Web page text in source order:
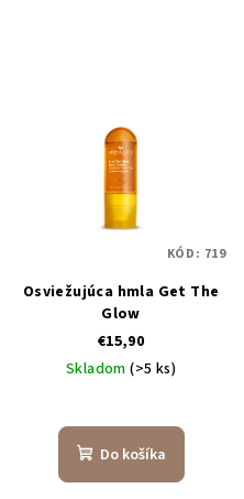
Osviežujúca hmla Get The
Glow
€15,90
Skladom(>5 ks)
hodnotenie
produktu
Do košíka
KÓD: 719